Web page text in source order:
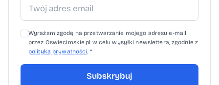
Wyrażam zgodę na przetwarzanie mojego adresu e-mail
przez Oswiecimskie.pl w celu wysyłki newslettera, zgodnie z
polityką prywatności. *
Subskrybuj